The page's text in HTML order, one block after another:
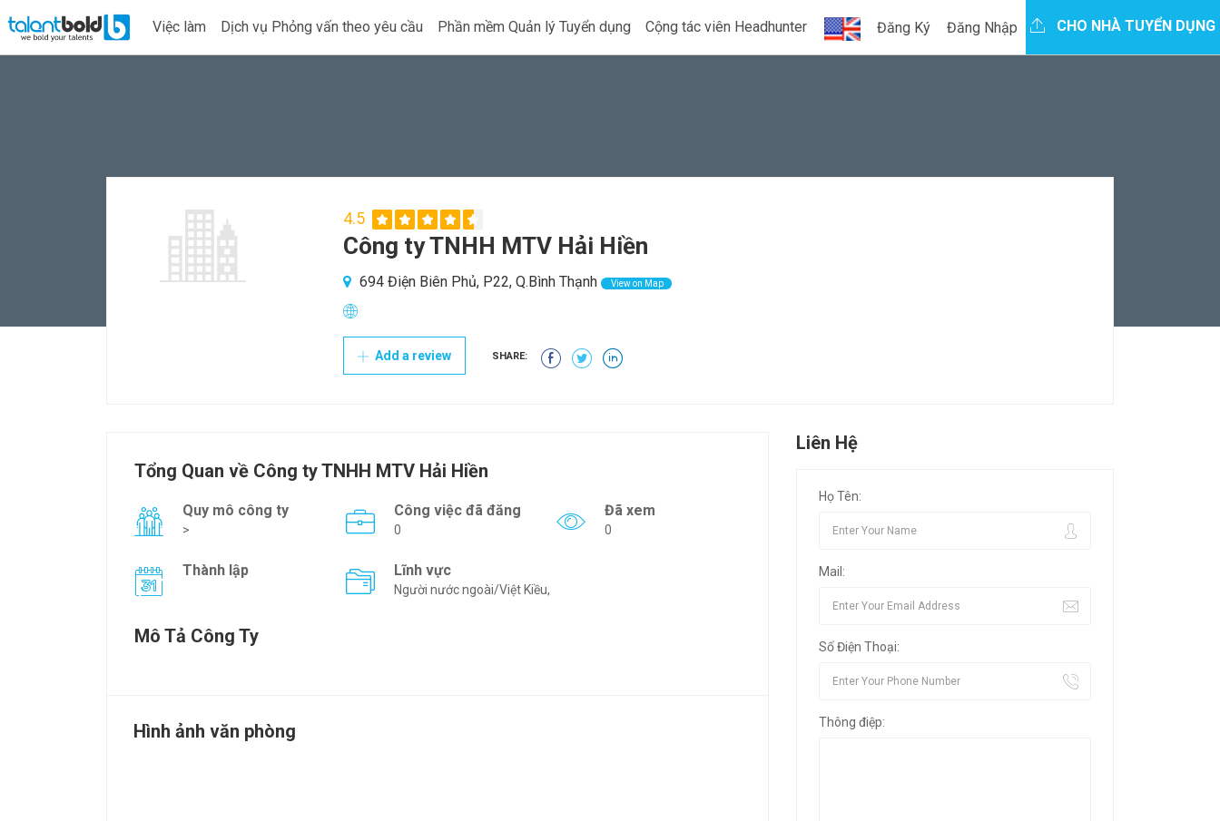
Việc làm Dịch vụ Phỏng vấn theo yêu cầu Phần mềm Quản lý Tuyển dụng Cộng tác viên Headhunter Đăng Ký Đăng Nhập CHO NHÀ TUYỂN DỤNG
4.5
Công ty TNHH MTV Hải Hiền
694 Điện Biên Phủ, P22, Q.Bình Thạnh View on Map
Add a review SHARE:
Tổng Quan về Công ty TNHH MTV Hải Hiền
Quy mô công ty
>
Công việc đã đăng
0
Đã xem
0
Thành lập Lĩnh vực
Người nước ngoài/Việt Kiều,
Mô Tả Công Ty
Hình ảnh văn phòng
Liên Hệ
Họ Tên:
Mail:
Số Điện Thoại:
Thông điệp: